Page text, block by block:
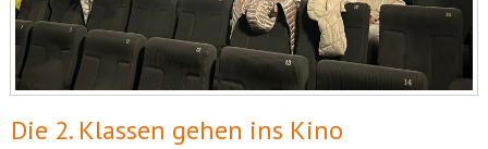
Die 2. Klassen gehen ins Kino